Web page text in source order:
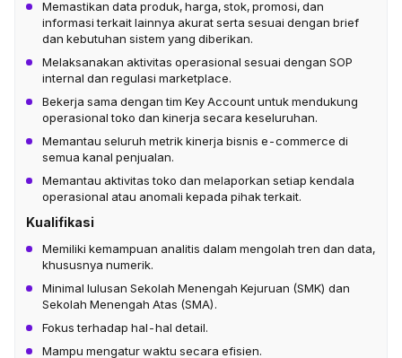
Memastikan data produk, harga, stok, promosi, dan
informasi terkait lainnya akurat serta sesuai dengan brief
dan kebutuhan sistem yang diberikan.
Melaksanakan aktivitas operasional sesuai dengan SOP
internal dan regulasi marketplace.
Bekerja sama dengan tim Key Account untuk mendukung
operasional toko dan kinerja secara keseluruhan.
Memantau seluruh metrik kinerja bisnis e-commerce di
semua kanal penjualan.
Memantau aktivitas toko dan melaporkan setiap kendala
operasional atau anomali kepada pihak terkait.
Kualifikasi
Memiliki kemampuan analitis dalam mengolah tren dan data,
khususnya numerik.
Minimal lulusan Sekolah Menengah Kejuruan (SMK) dan
Sekolah Menengah Atas (SMA).
Fokus terhadap hal-hal detail.
Mampu mengatur waktu secara efisien.